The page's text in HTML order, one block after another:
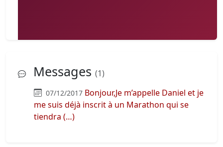
Messages (1)
07/12/2017 Bonjour,Je m’appelle Daniel et je
me suis déjà inscrit à un Marathon qui se
tiendra (…)